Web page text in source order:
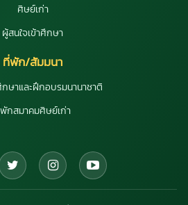
ศิษย์เก่า
ผู้สนใจเข้าศึกษา
ที่พัก/สัมมนา
ษาและฝึกอบรมนานาชาติ
กสมาคมศิษย์เก่า